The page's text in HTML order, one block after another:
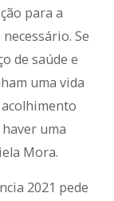
para a
Se
de saúde e
uma vida
uma
Mora.
2021 pede